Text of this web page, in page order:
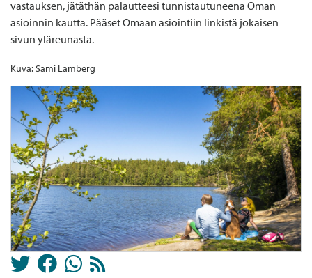
vastauksen, jätäthän palautteesi tunnistautuneena Oman
asioinnin kautta. Pääset Omaan asiointiin linkistä jokaisen
sivun yläreunasta.
Kuva: Sami Lamberg